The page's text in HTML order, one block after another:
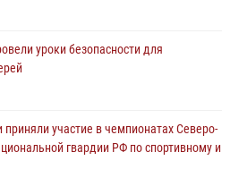
обнаружили объявленный в розыск
при совершении кражи в
уроки безопасности для
участие в чемпионатах Северо-
гвардии РФ по спортивному и